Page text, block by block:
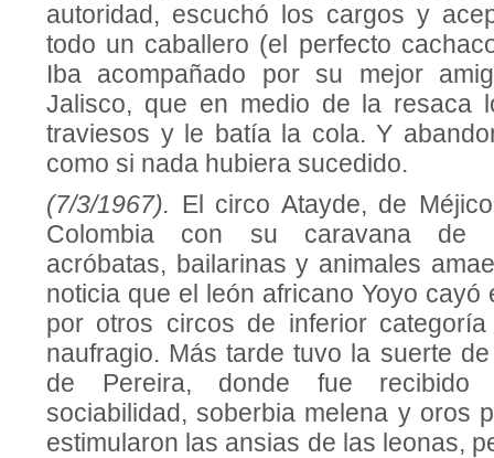
autoridad, escuchó los cargos y
todo un caballero (el perfecto
Iba acompañado por su mejor
Jalisco, que en medio de la resaca
traviesos y le batía la cola. Y
como si nada hubiera sucedido.
(7/3/1967). El circo Atayde, de
Colombia con su caravana de
acróbatas, bailarinas y animales
noticia que el león africano Yoyo cayó
por otros circos de inferior
naufragio. Más tarde tuvo la suerte
de Pereira, donde fue recibido
sociabilidad, soberbia melena y oros
estimularon las ansias de las leonas,